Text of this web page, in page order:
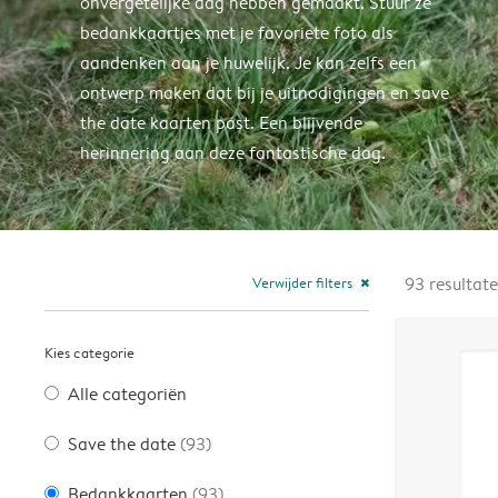
bedankkaartjes met je favoriete foto als
aandenken aan je huwelijk. Je kan zelfs een
ontwerp maken dat bij je uitnodigingen en save
the date kaarten past. Een blijvende
herinnering aan deze fantastische dag.
Verwijder filters close
Kies categorie
Alle categoriën
Save the date (93)
93